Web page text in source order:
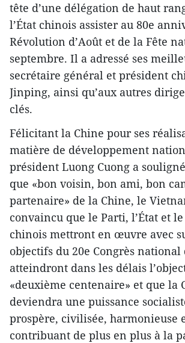
tête d’une délégation de haut
l’État chinois assister au 80e
Révolution d’Août et de la Fête
septembre. Il a adressé ses
secrétaire général et président
Jinping, ainsi qu’aux autres
clés.
Félicitant la Chine pour ses
matière de développement
président Luong Cuong a
que «bon voisin, bon ami, bon
partenaire» de la Chine, le
convaincu que le Parti, l’État et
chinois mettront en œuvre avec
objectifs du 20e Congrès national
atteindront dans les délais
«deuxième centenaire» et que la
deviendra une puissance
prospère, civilisée, harmonieuse
contribuant de plus en plus à la